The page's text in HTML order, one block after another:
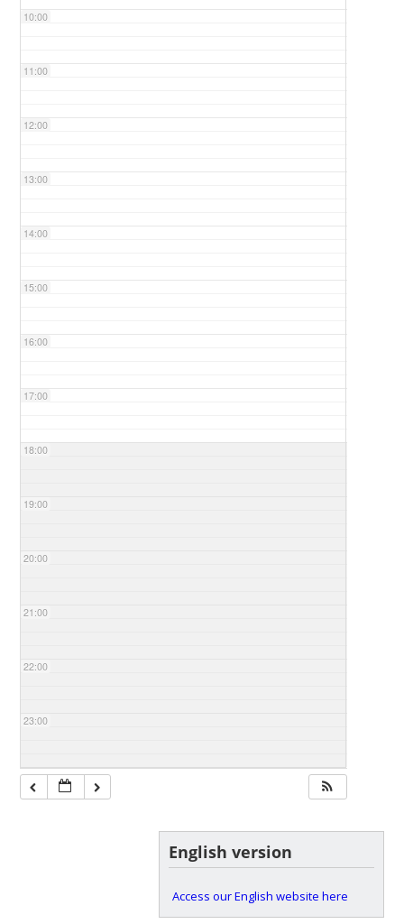
10:00
11:00
12:00
13:00
14:00
15:00
16:00
17:00
18:00
19:00
20:00
21:00
22:00
23:00
English version
Access our English website here